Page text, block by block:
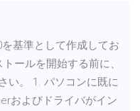
基準として作成してお
ールを開始する前に、
い。 1. パソコンに既に
およびドライバがイン